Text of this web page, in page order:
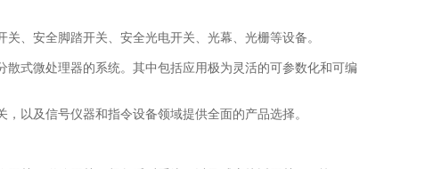
、安全脚踏开关、安全光电开关、光幕、光栅等设备。
式微处理器的系统。其中包括应用极为灵活的可参数化和可编
以及信号仪器和指令设备领域提供全面的产品选择。